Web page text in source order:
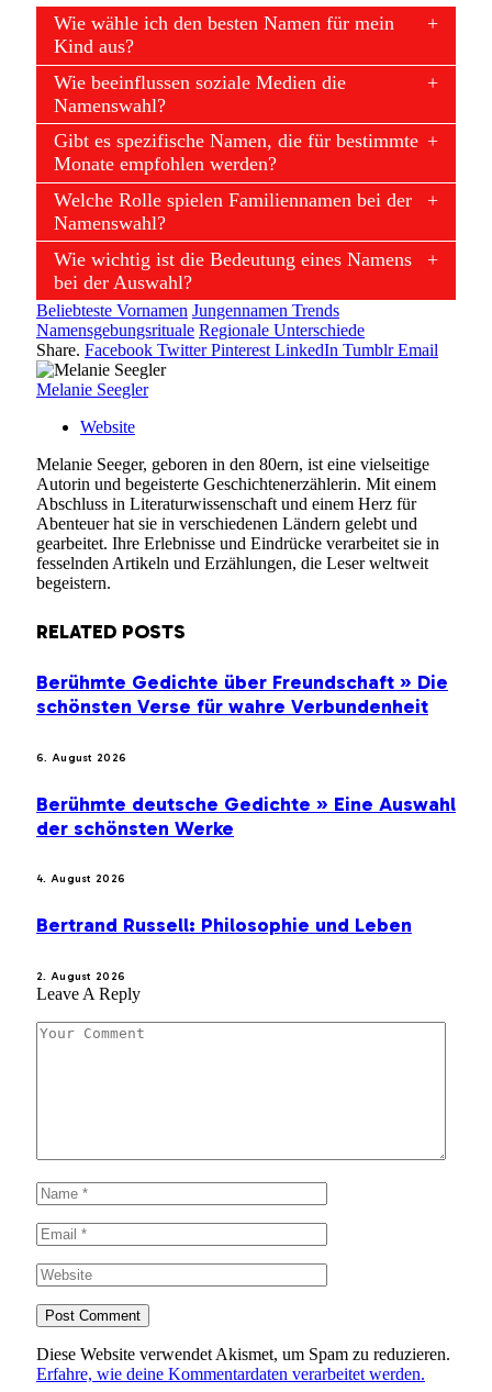
Wie wähle ich den besten Namen für mein
Kind aus?
Wie beeinflussen soziale Medien die
Namenswahl?
Gibt es spezifische Namen, die für bestimmte
Monate empfohlen werden?
Welche Rolle spielen Familiennamen bei der
Namenswahl?
Wie wichtig ist die Bedeutung eines Namens
bei der Auswahl?
Beliebteste Vornamen Jungennamen Trends
Namensgebungsrituale Regionale Unterschiede
Share. Facebook Twitter Pinterest LinkedIn Tumblr Email
Melanie Seegler
Website
Melanie Seeger, geboren in den 80ern, ist eine vielseitige
Autorin und begeisterte Geschichtenerzählerin. Mit einem
Abschluss in Literaturwissenschaft und einem Herz für
Abenteuer hat sie in verschiedenen Ländern gelebt und
gearbeitet. Ihre Erlebnisse und Eindrücke verarbeitet sie in
fesselnden Artikeln und Erzählungen, die Leser weltweit
begeistern.
RELATED POSTS
Berühmte Gedichte über Freundschaft » Die
schönsten Verse für wahre Verbundenheit
6. August 2026
Berühmte deutsche Gedichte » Eine Auswahl
der schönsten Werke
4. August 2026
Bertrand Russell: Philosophie und Leben
2. August 2026
Leave A Reply
Diese Website verwendet Akismet, um Spam zu reduzieren.
Erfahre, wie deine Kommentardaten verarbeitet werden.